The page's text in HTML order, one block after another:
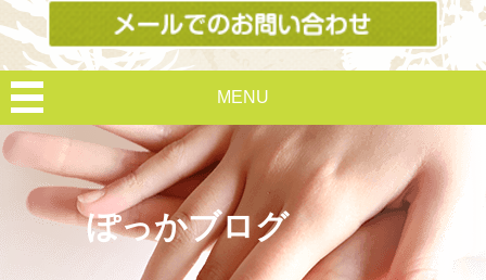
MENU
ぽっかブログ